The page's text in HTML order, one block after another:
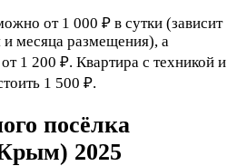
от 1 000 ₽ в сутки (зависит
месяца размещения), а
1 200 ₽. Квартира с техникой и
1 500 ₽.
посёлка
2025